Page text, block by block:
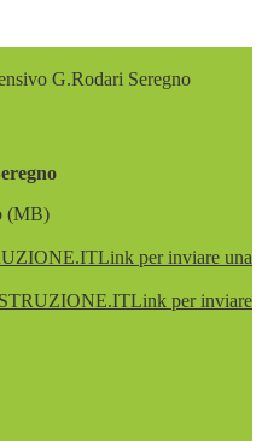
G.Rodari Seregno
(MB)
Link per inviare una
Link per inviare